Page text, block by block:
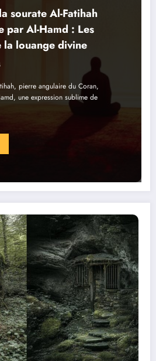
sourate Al-Fatihah
par Al-Hamd : Les
la louange divine
pierre angulaire du Coran,
une expression sublime de